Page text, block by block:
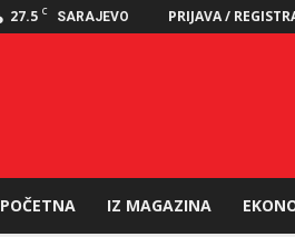
27.5 C SARAJEVO PRIJAVA /
POČETNA IZ MAGAZINA